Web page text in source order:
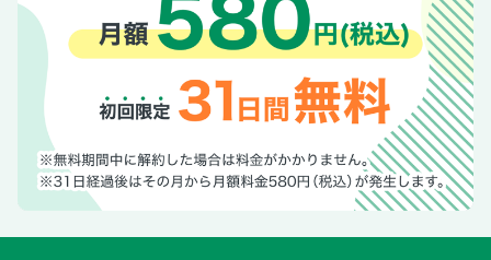
ちくわとじゃこのみそバターからめうどん
ちくわと水菜の豆乳サラダそうめん
ちくわとチーズのおかかうどん
ちくわとキャベツの塩昆布パスタ
ちくわ＆明太とろろ麺
ちくわと小松菜の明太焼きそば／ちくわと白菜のごま風味ラ
ーメン
【ちくわdeごちそうつまみ】 開きちくわとエリンギのタル
タルステーキ